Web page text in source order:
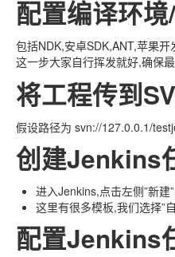
配置编译环
包括NDK,安卓SDK,ANT,苹果
这一步大家自行挥发就好,确保
将工程传到
假设路径为 svn://127.0.0.1/
创建Jenkins
进入Jenkins,点击左侧”新建
这里有很多模板,我们选择”
配置Jenkins